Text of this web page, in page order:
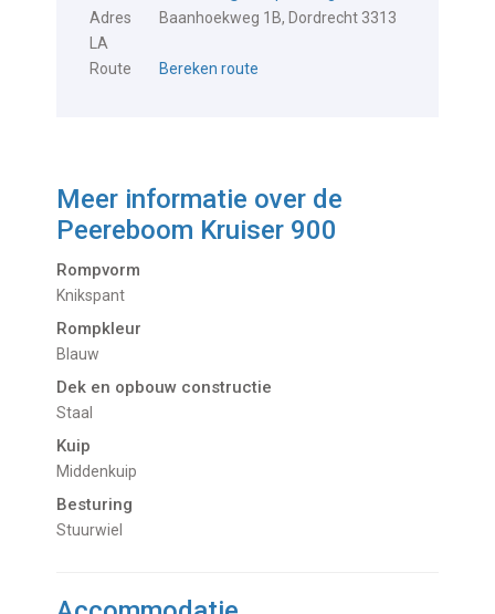
Adres
Baanhoekweg 1B, Dordrecht 3313
LA
Route
Bereken route
Meer informatie over de
Peereboom Kruiser 900
Rompvorm
Knikspant
Rompkleur
Blauw
Dek en opbouw constructie
Staal
Kuip
Middenkuip
Besturing
Stuurwiel